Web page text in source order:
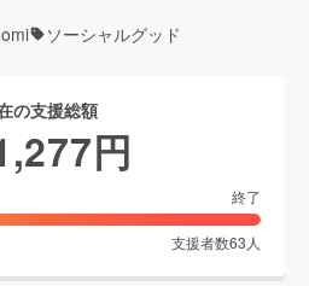
ソーシャルグッド
の支援総額
円
終了
支援者数63 人